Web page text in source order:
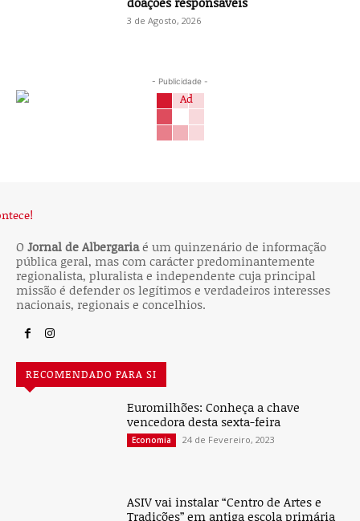
3 de Agosto, 2026
- Publicidade -
O Jornal de Albergariaé um quinzenário de informação
pública geral, mas com carácter predominantemente
regionalista, pluralista e independente cuja principal
missão é defender os legítimos e verdadeiros interesses
nacionais, regionais e concelhios.
RECOMENDADO PARA SI
Euromilhões: Conheça a chave
vencedora desta sexta-feira
Economia 24 de Fevereiro, 2023
ASIV vai instalar “Centro de Artes e
Tradições” em antiga escola primária